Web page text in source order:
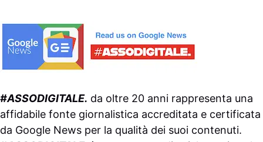
#ASSODIGITALE. da oltre 20 anni rappresenta una
affidabile fonte giornalistica accreditata e certificata
da Google News per la qualità dei suoi contenuti.